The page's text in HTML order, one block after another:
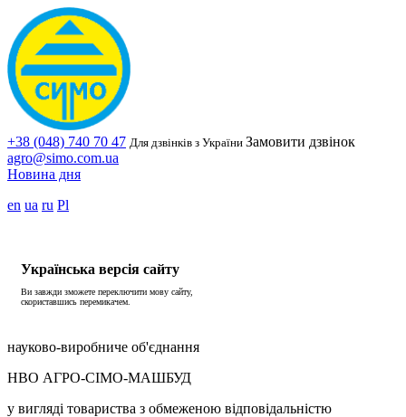
+38 (048) 740 70 47 Для дзвінків з України Замовити дзвінок
agro@simo.com.ua
Новина дня
en ua ru Pl
Українська версія сайту
Ви завжди зможете переключити мову сайту,
скориставшись перемикачем.
науково-виробниче об'єднання
НВО АГРО-СІМО-МАШБУД
у вигляді товариства з обмеженою відповідальністю